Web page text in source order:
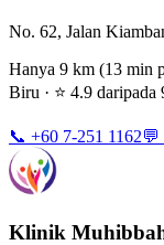
No. 62, Jalan
Hanya 9 km (13 min
Biru · ⭐ 4.9 daripada
📞 +60 7-251 1162💬
Klinik